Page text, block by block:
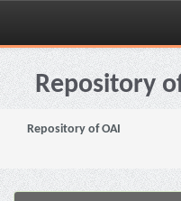
Skip
navigationRepository
Repository of OAI